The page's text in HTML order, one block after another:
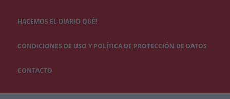
HACEMOS EL DIARIO QUÉ!
CONDICIONES DE USO Y POLÍTICA DE PROTECCIÓN DE DATOS
CONTACTO